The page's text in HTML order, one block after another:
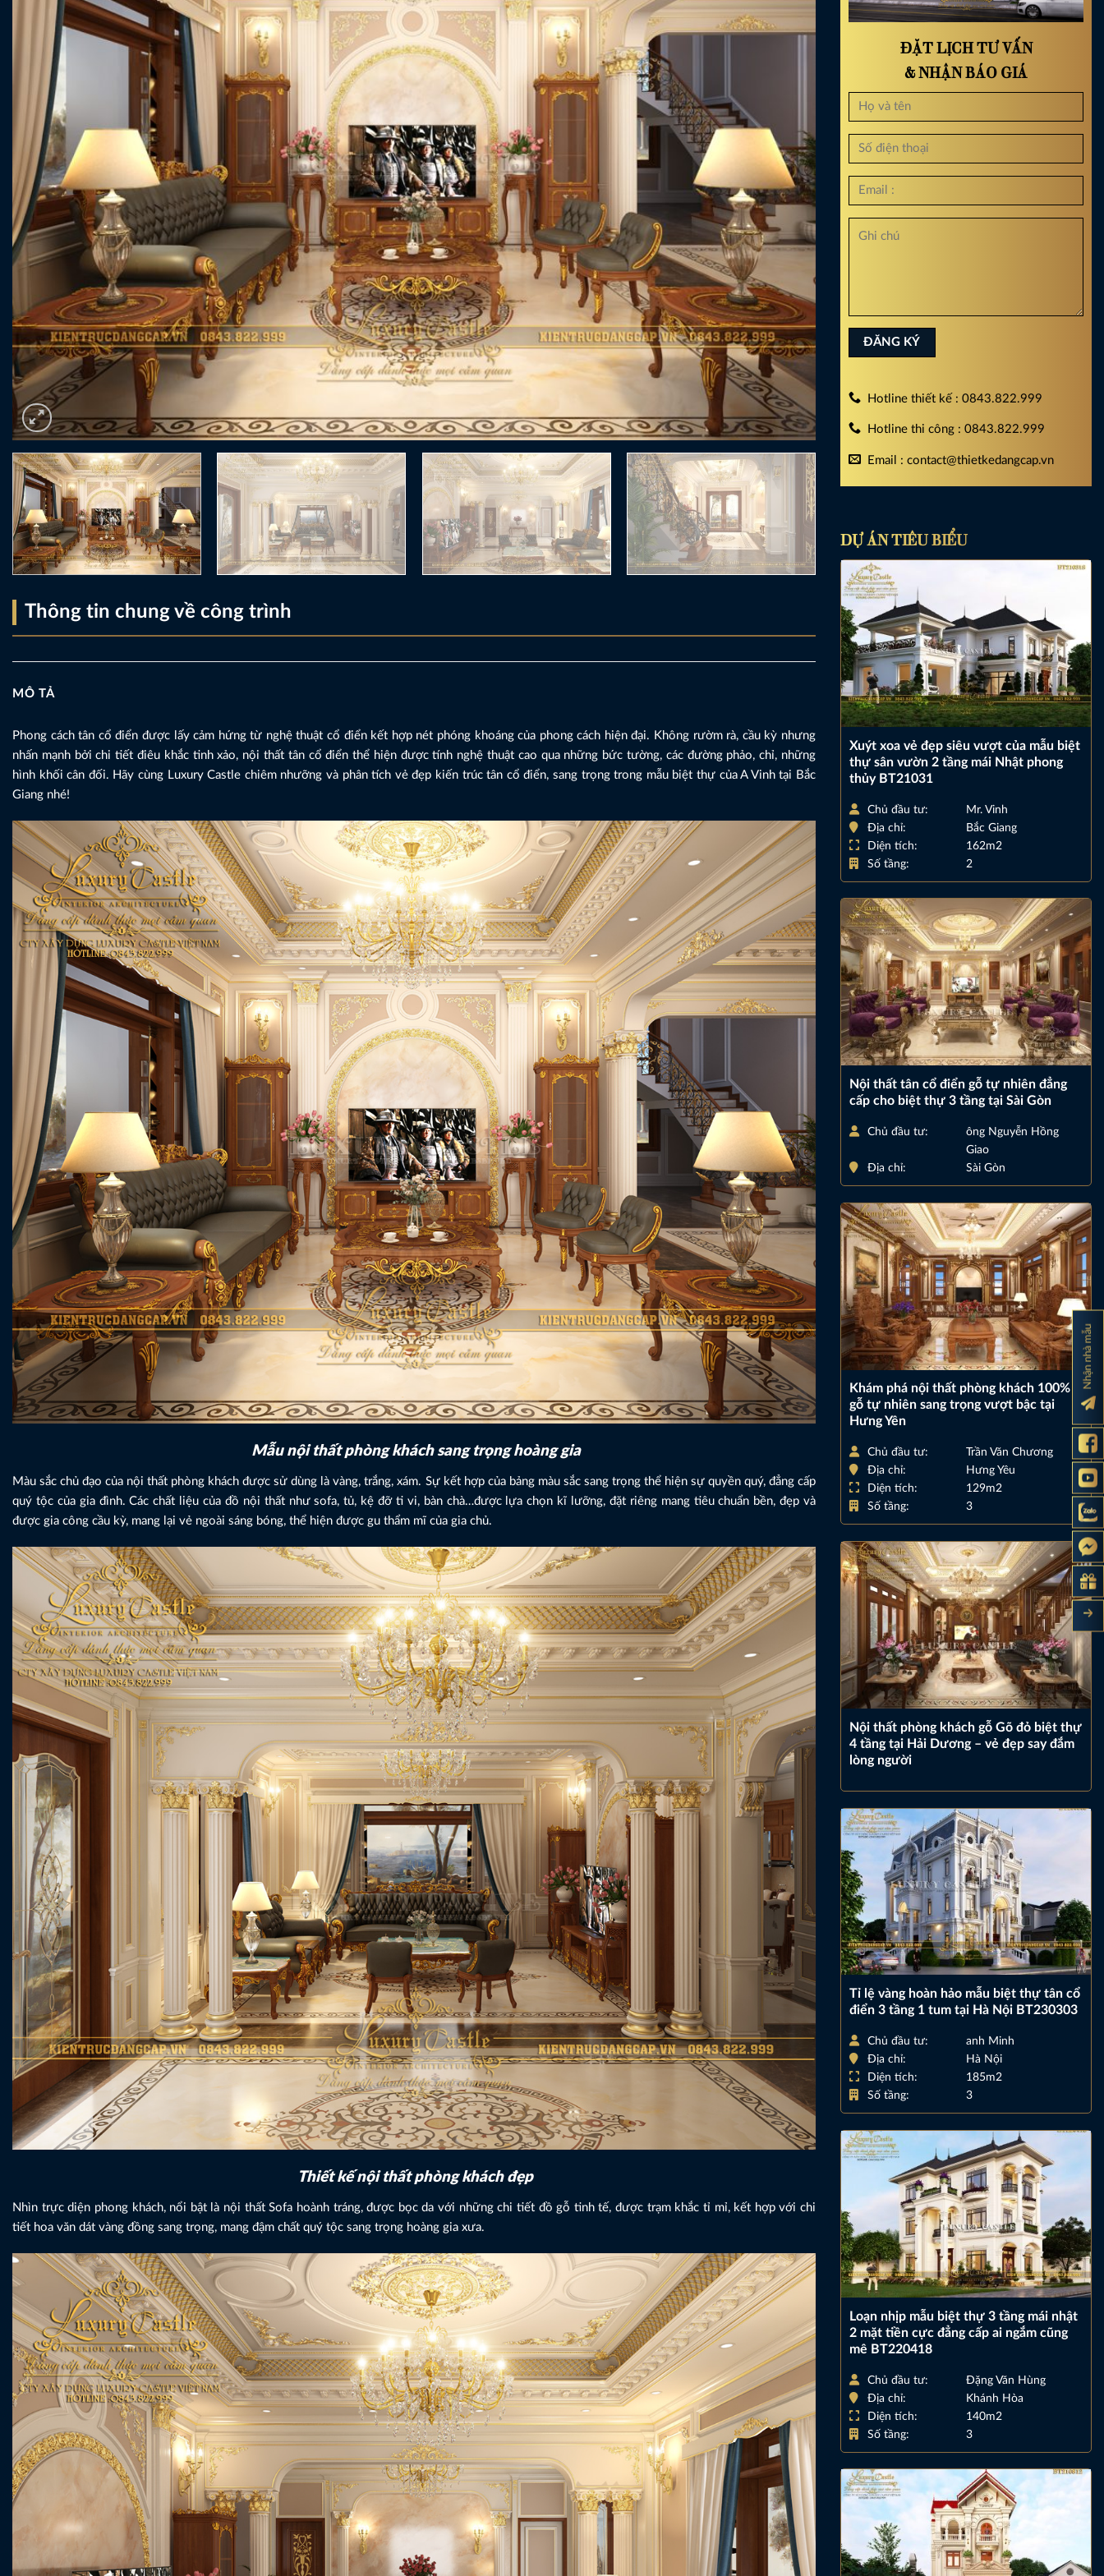
Thông tin chung về công trình
MÔ TẢ
Phong cách tân cổ điển được lấy cảm hứng từ nghệ thuật cổ điển kết hợp nét phóng khoáng của phong cách hiện đại. Không rườm rà, cầu kỳ nhưng
nhấn mạnh bởi chi tiết điêu khắc tinh xảo, nội thất tân cổ điển thể hiện được tính nghệ thuật cao qua những bức tường, các đường phảo, chỉ, những
hình khối cân đối. Hãy cùng Luxury Castle chiêm nhưỡng và phân tích vẻ đẹp kiến trúc tân cổ điển, sang trọng trong mẫu biệt thự của A Vinh tại Bắc
Giang nhé!
Mẫu nội thất phòng khách sang trọng hoàng gia
Màu sắc chủ đạo của nội thất phòng khách được sử dùng là vàng, trắng, xám. Sự kết hợp của bảng màu sắc sang trọng thể hiện sự quyền quý, đẳng cấp
quý tộc của gia đình. Các chất liệu của đồ nội thất như sofa, tủ, kệ đỡ ti vi, bàn chà…được lựa chọn kĩ lưỡng, đặt riêng mang tiêu chuẩn bền, đẹp và
được gia công cầu kỳ, mang lại vẻ ngoài sáng bóng, thể hiện được gu thẩm mĩ của gia chủ.
Thiết kế nội thất phòng khách đẹp
Nhìn trực diện phong khách, nổi bật là nội thất Sofa hoành tráng, được bọc da với những chi tiết đồ gỗ tinh tế, được trạm khắc tỉ mỉ, kết hợp với chi
tiết hoa văn dát vàng đồng sang trọng, mang đậm chất quý tộc sang trọng hoàng gia xưa.
ĐẶT LỊCH TƯ VẤN
& NHẬN BÁO GIÁ
Hotline thiết kế : 0843.822.999
Hotline thi công : 0843.822.999
Email : contact@thietkedangcap.vn
DỰ ÁN TIÊU BIỂU
Xuýt xoa vẻ đẹp siêu vượt của mẫu biệt
thự sân vườn 2 tầng mái Nhật phong
thủy BT21031
Chủ đầu tư:
Mr. Vinh
Địa chỉ:
Bắc Giang
Diện tích:
162m2
Số tầng:
2
Nội thất tân cổ điển gỗ tự nhiên đẳng
cấp cho biệt thự 3 tầng tại Sài Gòn
Chủ đầu tư:
ông Nguyễn Hồng
Giao
Địa chỉ:
Sài Gòn
Khám phá nội thất phòng khách 100%
gỗ tự nhiên sang trọng vượt bậc tại
Hưng Yên
Chủ đầu tư:
Trần Văn Chương
Địa chỉ:
Hưng Yêu
Diện tích:
129m2
Số tầng:
3
Nội thất phòng khách gỗ Gõ đỏ biệt thự
4 tầng tại Hải Dương – vẻ đẹp say đắm
lòng người
Tỉ lệ vàng hoàn hảo mẫu biệt thự tân cổ
điển 3 tầng 1 tum tại Hà Nội BT230303
Chủ đầu tư:
anh Minh
Địa chỉ:
Hà Nội
Diện tích:
185m2
Số tầng:
3
Loạn nhịp mẫu biệt thự 3 tầng mái nhật
2 mặt tiền cực đẳng cấp ai ngắm cũng
mê BT220418
Chủ đầu tư:
Đặng Văn Hùng
Địa chỉ:
Khánh Hòa
Diện tích:
140m2
Số tầng:
3
Nhận nhà mẫu